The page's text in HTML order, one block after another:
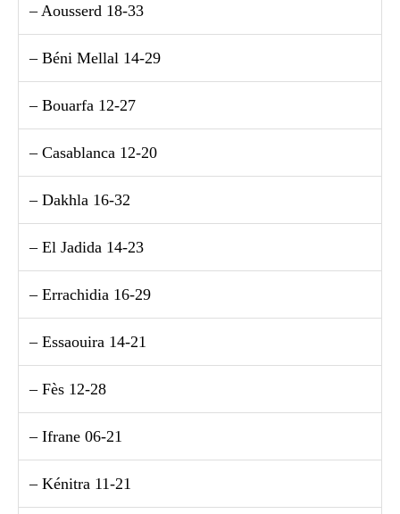
– Aousserd 18-33
– Béni Mellal 14-29
– Bouarfa 12-27
– Casablanca 12-20
– Dakhla 16-32
– El Jadida 14-23
– Errachidia 16-29
– Essaouira 14-21
– Fès 12-28
– Ifrane 06-21
– Kénitra 11-21